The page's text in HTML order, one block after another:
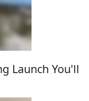
Launch You'll